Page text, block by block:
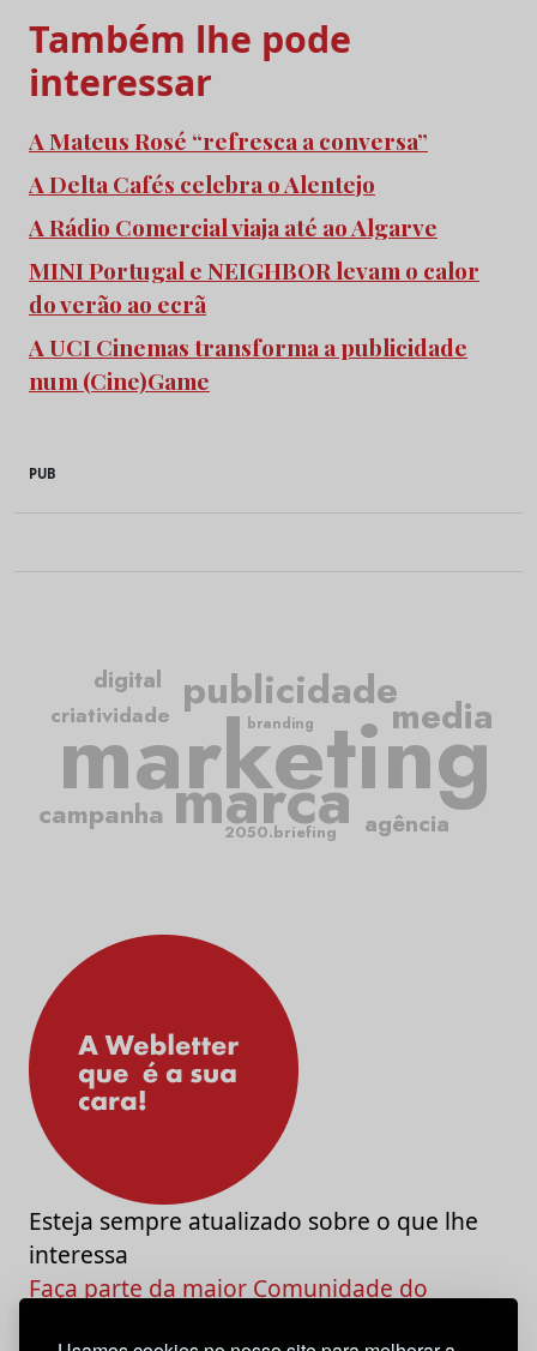
Também lhe pode
interessar
A Mateus Rosé “refresca a conversa”
A Delta Cafés celebra o Alentejo
A Rádio Comercial viaja até ao Algarve
MINI Portugal e NEIGHBOR levam o calor
do verão ao ecrã
A UCI Cinemas transforma a publicidade
num (Cine)Game
PUB
marketing
publicidade
marca
criatividade
campanha
media
agência
digital
2050.briefing
branding
Esteja sempre atualizado sobre o que lhe
interessa
Faça parte da maior Comunidade do